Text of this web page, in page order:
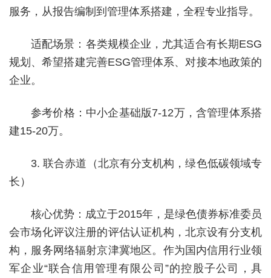
服务，从报告编制到管理体系搭建，全程专业指导。
适配场景：各类规模企业，尤其适合有长期ESG
规划、希望搭建完善ESG管理体系、对接本地政策的
企业。
参考价格：中小企基础版7-12万，含管理体系搭
建15-20万。
3. 联合赤道（北京有分支机构，绿色低碳领域专
长）
核心优势：成立于2015年，是绿色债券标准委员
会市场化评议注册的评估认证机构，北京设有分支机
构，服务网络辐射京津冀地区。作为国内信用行业领
军企业“联合信用管理有限公司”的控股子公司，具